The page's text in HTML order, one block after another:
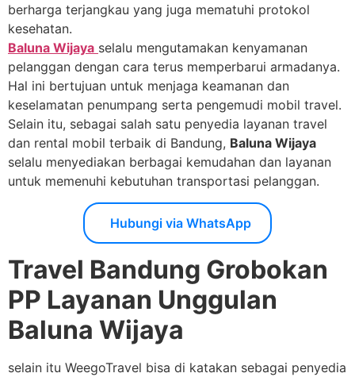
berharga terjangkau yang juga mematuhi protokol
kesehatan.
Baluna Wijaya selalu mengutamakan kenyamanan
pelanggan dengan cara terus memperbarui armadanya.
Hal ini bertujuan untuk menjaga keamanan dan
keselamatan penumpang serta pengemudi mobil travel.
Selain itu, sebagai salah satu penyedia layanan travel
dan rental mobil terbaik di Bandung, Baluna Wijaya
selalu menyediakan berbagai kemudahan dan layanan
untuk memenuhi kebutuhan transportasi pelanggan.
Hubungi via WhatsApp
Travel Bandung Grobokan
PP Layanan Unggulan
Baluna Wijaya
selain itu WeegoTravel bisa di katakan sebagai penyedia